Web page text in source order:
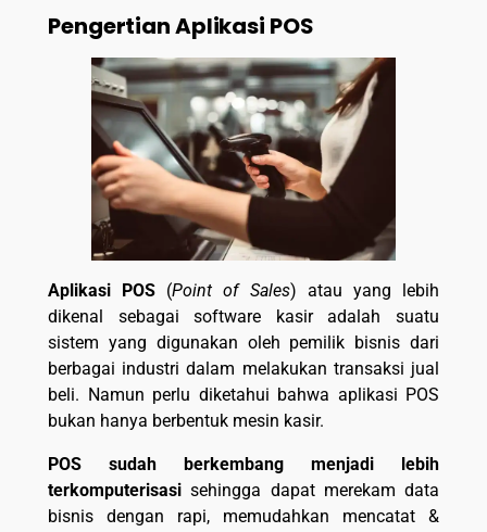
Pengertian Aplikasi POS
Aplikasi POS (Point of Sales) atau yang lebih
dikenal sebagai software kasir adalah suatu
sistem yang digunakan oleh pemilik bisnis dari
berbagai industri dalam melakukan transaksi jual
beli. Namun perlu diketahui bahwa aplikasi POS
bukan hanya berbentuk mesin kasir.
POS sudah berkembang menjadi lebih
terkomputerisasi sehingga dapat merekam data
bisnis dengan rapi, memudahkan mencatat &